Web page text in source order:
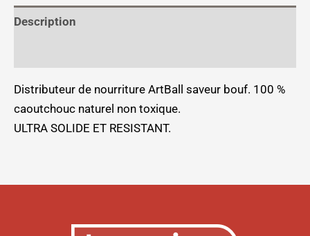
Description
Distributeur de nourriture ArtBall saveur bouf. 100 %
caoutchouc naturel non toxique.
ULTRA SOLIDE ET RESISTANT.